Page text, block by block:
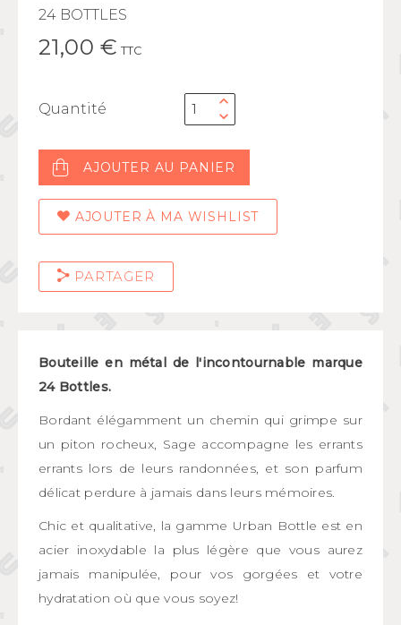
24 BOTTLES
21,00 € TTC
Quantité
AJOUTER AU PANIER
AJOUTER À MA WISHLIST
PARTAGER
Bouteille en métal de l'incontournable marque
24 Bottles.
Bordant élégamment un chemin qui grimpe sur
un piton rocheux, Sage accompagne les errants
errants lors de leurs randonnées, et son parfum
délicat perdure à jamais dans leurs mémoires.
Chic et qualitative, la gamme Urban Bottle est en
acier inoxydable la plus légère que vous aurez
jamais manipulée, pour vos gorgées et votre
hydratation où que vous soyez!